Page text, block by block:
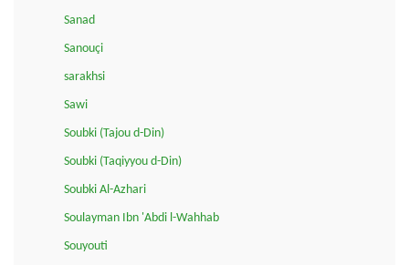
Sanad
Sanouçi
sarakhsi
Sawi
Soubki (Tajou d-Din)
Soubki (Taqiyyou d-Din)
Soubki Al-Azhari
Soulayman Ibn 'Abdi l-Wahhab
Souyouti